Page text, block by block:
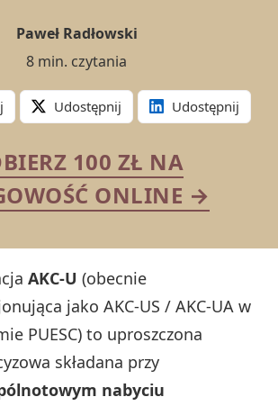
Paweł Radłowski
8 min. czytania
Udostępnij Udostępnij
100 ZŁ NA
ONLINE →
AKC‑U (obecnie
jako AKC‑US / AKC‑UA w
PUESC) to uproszczona
składana przy
nabyciu